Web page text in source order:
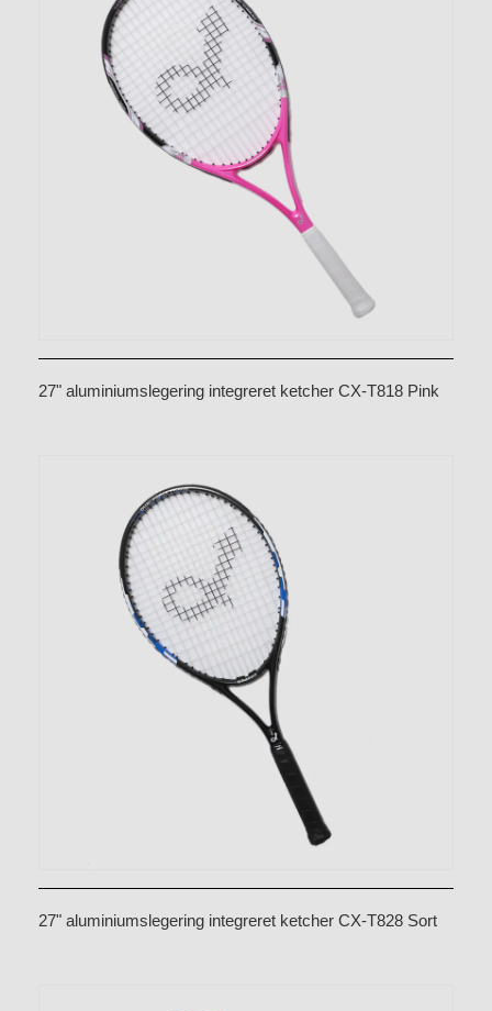
27" aluminiumslegering integreret ketcher CX-T818 Pink
27" aluminiumslegering integreret ketcher CX-T828 Sort